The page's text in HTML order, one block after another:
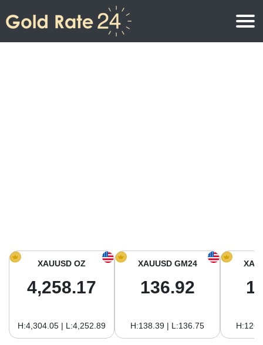
Precio del Oro hoy en América del sur
XAUUSD OZ
4,258.17
H:4,304.05 | L:4,252.89
XAUUSD GM24
136.92
H:138.39 | L:136.75